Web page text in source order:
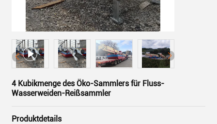
4 Kubikmenge des Öko-Sammlers für Fluss-
Wasserweiden-Reißsammler
Produktdetails